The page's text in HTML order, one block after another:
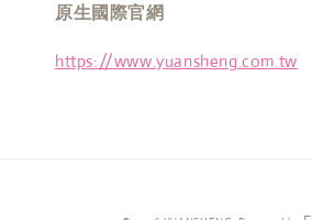
原生國際官網
https://www.yuansheng.com.tw